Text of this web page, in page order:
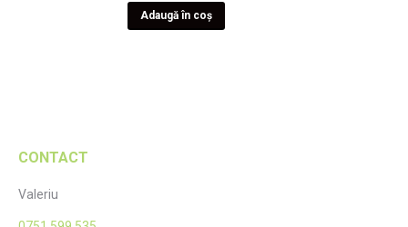
Adaugă în coș
CONTACT
Valeriu